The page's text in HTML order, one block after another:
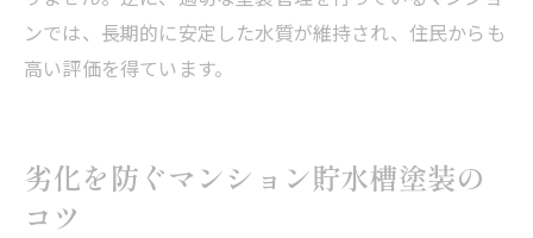
ンでは、長期的に安定した水質が維持され、住民からも
高い評価を得ています。
劣化を防ぐマンション貯水槽塗装の
コツ